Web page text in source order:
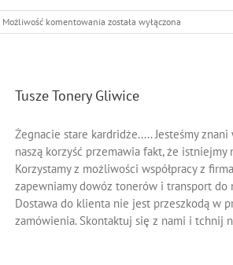
Możliwość komentowania Tusze
Tonery
została wyłączona
Tusze Tonery Gliwice
Żegnacie stare kardridże..... Jesteśmy
naszą korzyść przemawia fakt, że istniejmy
Korzystamy z możliwości współpracy z
zapewniamy dowóz tonerów i transport do
Dostawa do klienta nie jest przeszkodą w
zamówienia. Skontaktuj się z nami i tchnij